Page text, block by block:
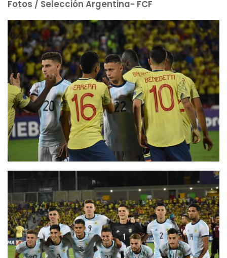
Fotos / Selección Argentina- FCF